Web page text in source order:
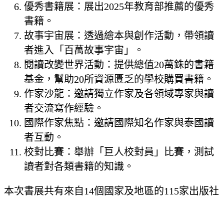
優秀書籍展：展出2025年教育部推薦的優秀
書籍。
故事宇宙展：透過繪本與創作活動，帶領讀
者進入「百萬故事宇宙」。
閱讀改變世界活動：提供總值20萬銖的書籍
基金，幫助20所資源匱乏的學校購買書籍。
作家沙龍：邀請獨立作家及各領域專家與讀
者交流寫作經驗。
國際作家焦點：邀請國際知名作家與泰國讀
者互動。
校對比賽：舉辦「巨人校對員」比賽，測試
讀者對各類書籍的知識。
本次書展共有來自14個國家及地區的115家出版社